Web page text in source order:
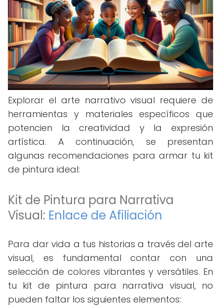
Explorar el arte narrativo visual requiere de
herramientas y materiales específicos que
potencien la creatividad y la expresión
artística. A continuación, se presentan
algunas recomendaciones para armar tu kit
de pintura ideal:
Kit de Pintura para Narrativa
Visual: Enlace de Afiliación
Para dar vida a tus historias a través del arte
visual, es fundamental contar con una
selección de colores vibrantes y versátiles. En
tu kit de pintura para narrativa visual, no
pueden faltar los siguientes elementos: